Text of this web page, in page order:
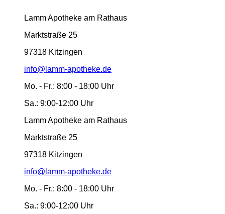
Lamm Apotheke am Rathaus
Marktstraße 25
97318 Kitzingen
info@lamm-apotheke.de
Mo. - Fr.: 8:00 - 18:00 Uhr
Sa.: 9:00-12:00 Uhr
Lamm Apotheke am Rathaus
Marktstraße 25
97318 Kitzingen
info@lamm-apotheke.de
Mo. - Fr.: 8:00 - 18:00 Uhr
Sa.: 9:00-12:00 Uhr